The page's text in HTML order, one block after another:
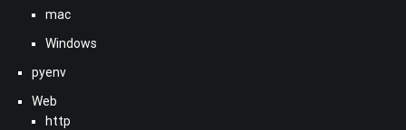
mac
Windows
pyenv
Web
http